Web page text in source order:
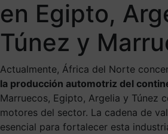
en Egipto,
Túnez y
Actualmente, África del Norte
la producción automotriz del
Marruecos, Egipto, Argelia y Túnez
motores del sector. La cadena de
esencial para fortalecer esta